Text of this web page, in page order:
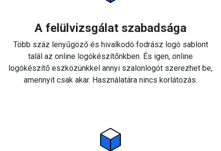
A felülvizsgálat szabadsága
Több száz lenyűgöző és hivalkodó fodrász logó sablont
talál az online logókészítőnkben. És igen, online
logókészítő eszközünkkel annyi szalonlogót szerezhet be,
amennyit csak akar. Használatára nincs korlátozás.